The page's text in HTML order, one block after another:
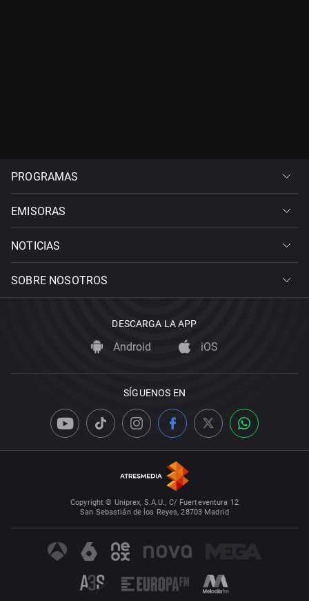
PROGRAMAS
EMISORAS
NOTICIAS
SOBRE NOSOTROS
DESCARGA LA APP
Android iOS
SÍGUENOS EN
Copyright © Uniprex, S.A.U., C/ Fuerteventura 12
San Sebastián de los Reyes, 28703 Madrid